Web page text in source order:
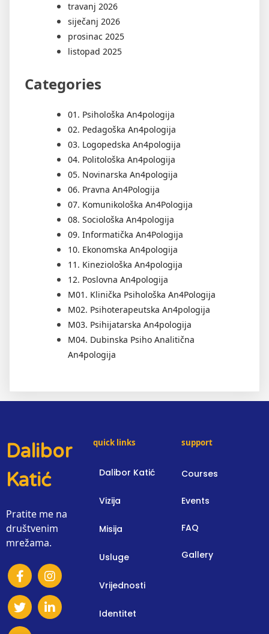
travanj 2026
siječanj 2026
prosinac 2025
listopad 2025
Categories
01. Psihološka An4pologija
02. Pedagoška An4pologija
03. Logopedska An4pologija
04. Politološka An4pologija
05. Novinarska An4pologija
06. Pravna An4Pologija
07. Komunikološka An4Pologija
08. Sociološka An4pologija
09. Informatička An4Pologija
10. Ekonomska An4pologija
11. Kineziološka An4pologija
12. Poslovna An4pologija
M01. Klinička Psihološka An4Pologija
M02. Psihoterapeutska An4pologija
M03. Psihijatarska An4pologija
M04. Dubinska Psiho Analitična
An4pologija
Dalibor
Katić
Pratite me na
društvenim
mrežama.
quick links
Dalibor Katić
Vizija
Misija
Usluge
Vrijednosti
Identitet
support
Courses
Events
FAQ
Gallery